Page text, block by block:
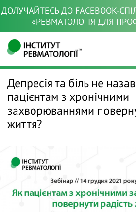
ДОЛУЧАЙТЕСЬ ДО FACEBOOK-
«РЕВМАТОЛОГІЯ ДЛЯ
Депресія та біль не
пацієнтам з хронічними
захворюваннями
життя?